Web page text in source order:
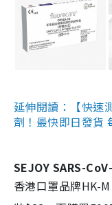
延伸閱讀：【快速
劑！最快即日發貨
SEJOY SARS-
香港口罩品牌HK-